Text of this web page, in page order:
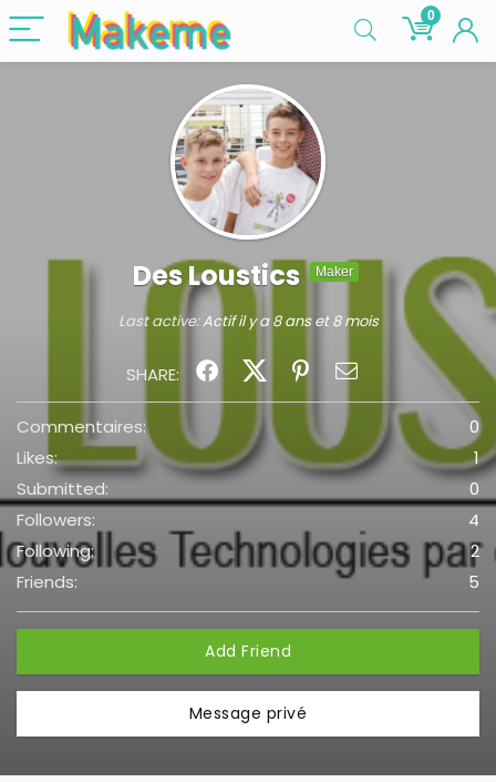
0
Des Loustics Maker
Last active:Actif il y a 8 ans et 8 mois
SHARE:
Commentaires:
0
Likes:
1
Submitted:
0
Followers:
4
Following:
2
Friends:
5
Add Friend
Message privé